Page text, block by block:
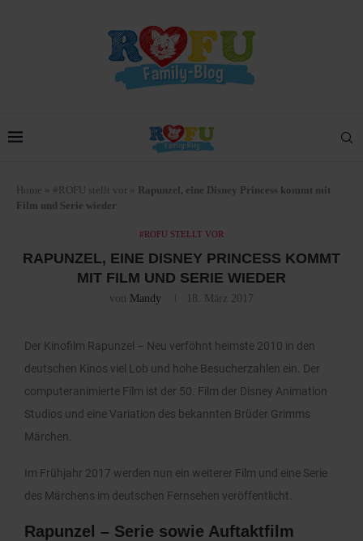
Home » #ROFU stellt vor » Rapunzel, eine Disney Princess kommt mit
Film und Serie wieder
#ROFU STELLT VOR
RAPUNZEL, EINE DISNEY PRINCESS KOMMT
MIT FILM UND SERIE WIEDER
von Mandy 18. März 2017
Der Kinofilm Rapunzel – Neu verföhnt heimste 2010 in den
deutschen Kinos viel Lob und hohe Besucherzahlen ein. Der
computeranimierte Film ist der 50. Film der Disney Animation
Studios und eine Variation des bekannten Brüder Grimms
Märchen.
Im Frühjahr 2017 werden nun ein weiterer Film und eine Serie
des Märchens im deutschen Fernsehen veröffentlicht.
Rapunzel – Serie sowie Auftaktfilm